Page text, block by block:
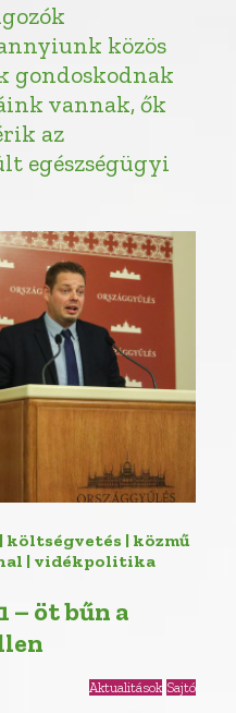
közös
gondoskodnak
vannak, ők
az
egészségügyi
költségvetés | közmű
| vidékpolitika
– öt bűn a
Aktualitások Sajtó